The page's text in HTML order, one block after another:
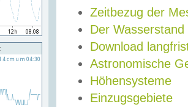
Zeitbezug der
Der Wasserstand
Download
Astronomische
Höhensysteme
Einzugsgebiete